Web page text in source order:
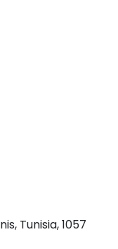
Tunisia, 1057